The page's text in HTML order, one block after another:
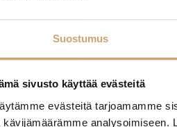
Suostumus
sivusto käyttää evästeitä
evästeitä tarjoamamme
kävijämäärämme analysoimiseen.
polyoxymethylene-muovi